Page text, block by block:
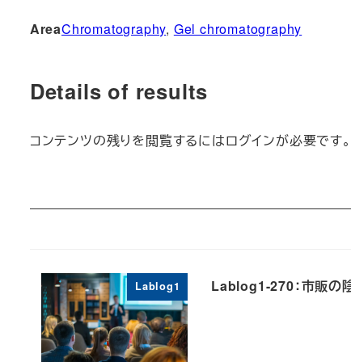
AreaChromatography, Gel chromatography
Details of results
コンテンツの残りを閲覧するにはログインが必要です
Lablog1 Lablog1-270：市販の